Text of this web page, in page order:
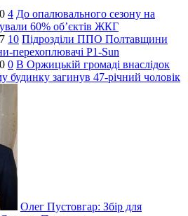
4 До опалювального сезону на
60% об’єктів ЖКГ
10 Підрозділи ППО Полтавщини
перехоплювачі P1-Sun
0 В Оржицькій громаді внаслідок
будинку загинув 47-річний чоловік
Олег Пустовгар: Збір для